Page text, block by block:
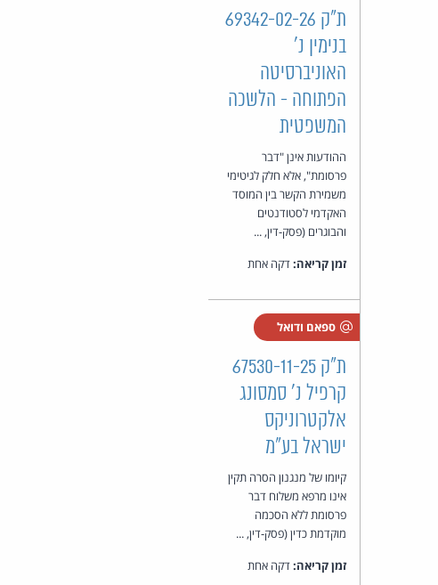
ת"ק 69342-02-26
בנימין נ'
האוניברסיטה
הפתוחה - הלשכה
המשפטית
ההודעות אינן "דבר
פרסומת", אלא חלק לגיטימי
משמירת הקשר בין המוסד
האקדמי לסטודנטים
והבוגרים (פסק-דין, ...
זמן קריאה:דקה אחת
ספאם ודואל
ת"ק 67530-11-25
קרפיל נ' סמסונג
אלקטרוניקס
ישראל בע"מ
קיומו של מנגנון הסרה תקין
אינו מרפא משלוח דבר
פרסומת ללא הסכמה
מוקדמת כדין (פסק-דין, ...
זמן קריאה:דקה אחת